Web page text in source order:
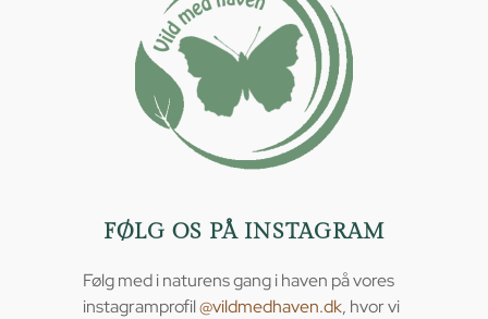
FØLG OS PÅ INSTAGRAM
Følg med i naturens gang i haven på vores
instagramprofil@vildmedhaven.dk, hvor vi